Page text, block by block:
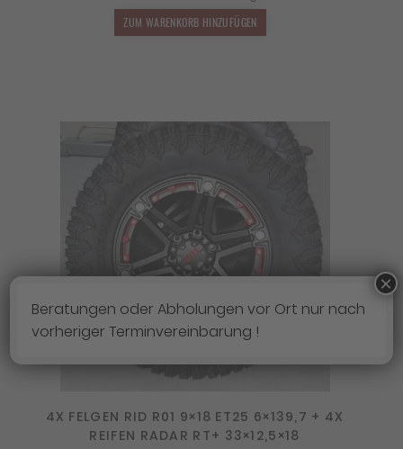
2.190,00 €
ZUM WARENKORB HINZUFÜGEN
4X FELGEN RID R01 9×18 ET25 6×139,7 + 4X
REIFEN RADAR RT+ 33×12,5×18
Beratungen oder Abholungen vor Ort nur nach
vorheriger Terminvereinbarung !
×